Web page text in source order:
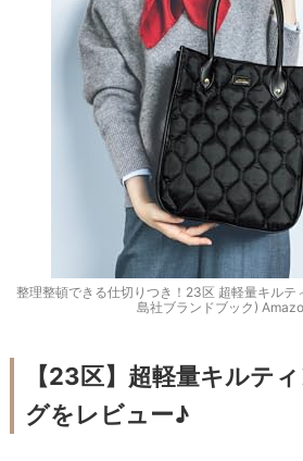
整理整頓できる仕切りつき！23区 超軽量キルテ
島社ブランドブック)
【23区】超軽量キルテ
グをレビュー♪